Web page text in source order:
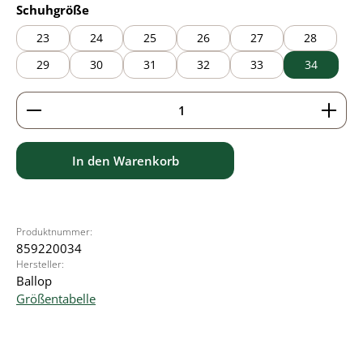
Schuhgrößeauswählen
23 24 25 26 27
28
29
30 31 32 33 34
Produkt Anzahl: Gib den gewünschten Wert ein
In den Warenkorb
Produktnummer:
859220034
Hersteller:
Ballop
Größentabelle